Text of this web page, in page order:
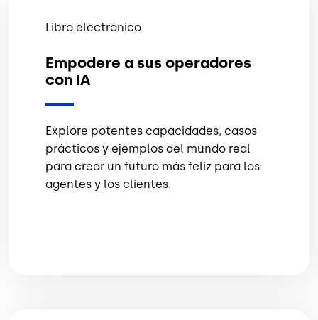
Libro electrónico
Empodere a sus operadores
con IA
Explore potentes capacidades, casos
prácticos y ejemplos del mundo real
para crear un futuro más feliz para los
agentes y los clientes.